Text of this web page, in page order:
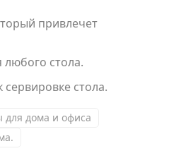
привлечет
любого стола.
стола.
для дома и офиса